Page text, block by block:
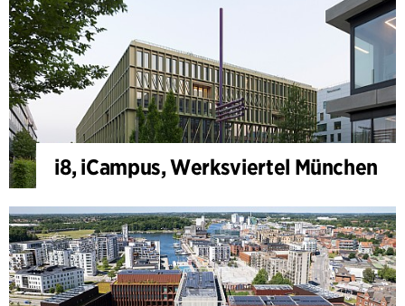
i8, iCampus, Werksviertel München